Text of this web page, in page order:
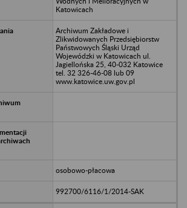
Katowicach
Archiwum Zakładowe i
Zlikwidowanych Przedsiębiorstw
Państwowych Śląski Urząd
Wojewódzki w Katowicach ul.
Jagiellońska 25, 40-032 Katowice
tel. 32 326-46-08 lub 09
www.katowice.uw.gov.pl
osobowo-płacowa
992700/6116/1/2014-SAK